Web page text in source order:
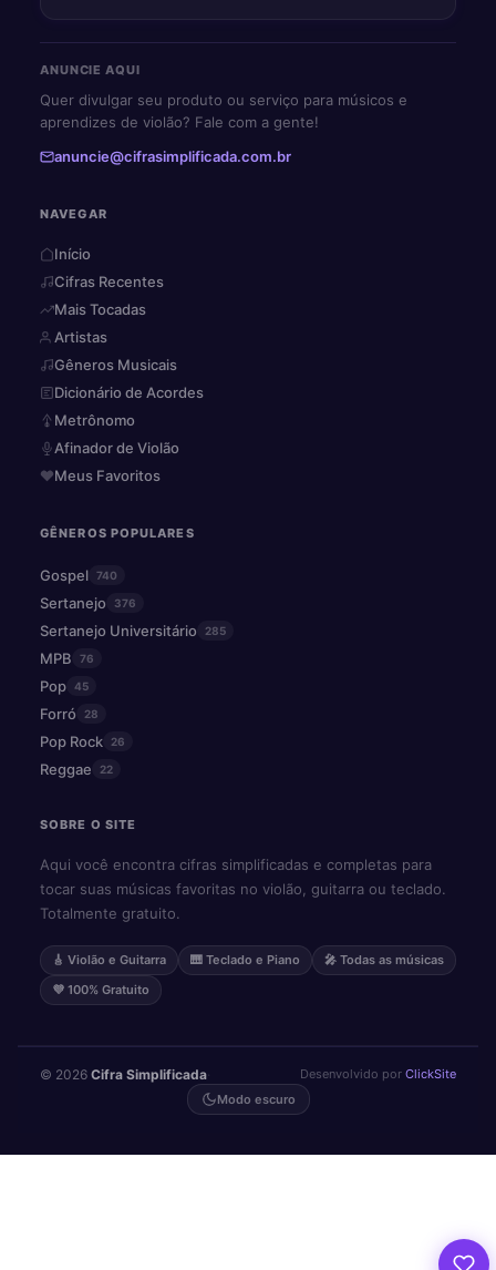
ANUNCIE AQUI
Quer divulgar seu produto ou serviço para músicos e
aprendizes de violão? Fale com a gente!
anuncie@cifrasimplificada.com.br
NAVEGAR
Início
Cifras Recentes
Mais Tocadas
Artistas
Gêneros Musicais
Dicionário de Acordes
Metrônomo
Afinador de Violão
Meus Favoritos
GÊNEROS POPULARES
Gospel 740
Sertanejo 376
Sertanejo Universitário 285
MPB 76
Pop 45
Forró 28
Pop Rock 26
Reggae 22
SOBRE O SITE
Aqui você encontra cifras simplificadas e completas para
tocar suas músicas favoritas no violão, guitarra ou teclado.
Totalmente gratuito.
🎸 Violão e Guitarra 🎹 Teclado e Piano
🎤 Todas as músicas
💜 100% Gratuito
© 2026 Cifra Simplificada· Desenvolvido por ClickSite
Modo escuro